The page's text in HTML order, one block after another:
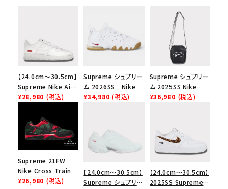
キーワードから探す
search
【24.0cm～30.5cm】
Supreme Nike Air
Force 1 Low シュプ
ース１スニーカー シ
ューズ ホワイト
¥28,980 (税込)
Supreme シュプリー
ム 2026SS Nike
SB Air Max 2 CB 94
¥34,980 (税込)
Supreme シュプリー
ム 2025SS Nike
Leather Shoulder
¥36,980 (税込)
Supreme 21FW
Nike Cross Trainer
Low ナイキクロスト
¥26,980 (税込)
【24.0cm～30.5cm】
Supreme シュプリー
【24.0cm～30.5cm】
2025SS Supreme